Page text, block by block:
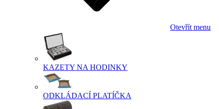
Otevřít menu
KAZETY NA HODINKY
ODKLÁDACÍ PLATÍČKA